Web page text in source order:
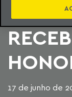
17 de junho de